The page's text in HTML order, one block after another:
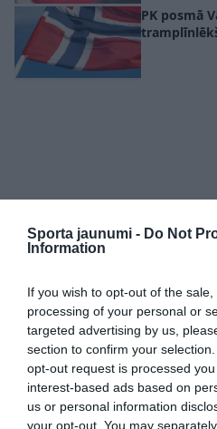
Sporta jaunumi - Do Not
Information
If you wish to opt-out of the
processing of your personal or
targeted advertising by us,
section to confirm your
opt-out request is processed
interest-based ads based on
us or personal information
your opt-out. You may
PK posmā